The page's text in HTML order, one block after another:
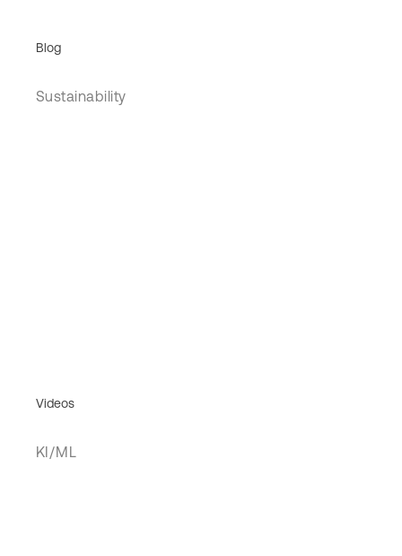
Blog
Sustainability
Videos
KI/ML